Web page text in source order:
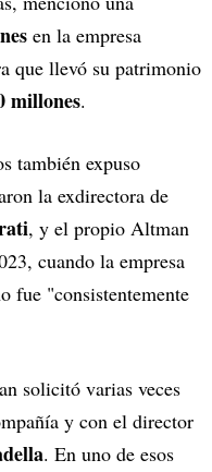
en la empresa
que llevó su patrimonio
millones.
también expuso
la exdirectora de
, y el propio Altman
cuando la empresa
fue "consistentemente
solicitó varias veces
y con el director
. En uno de esos